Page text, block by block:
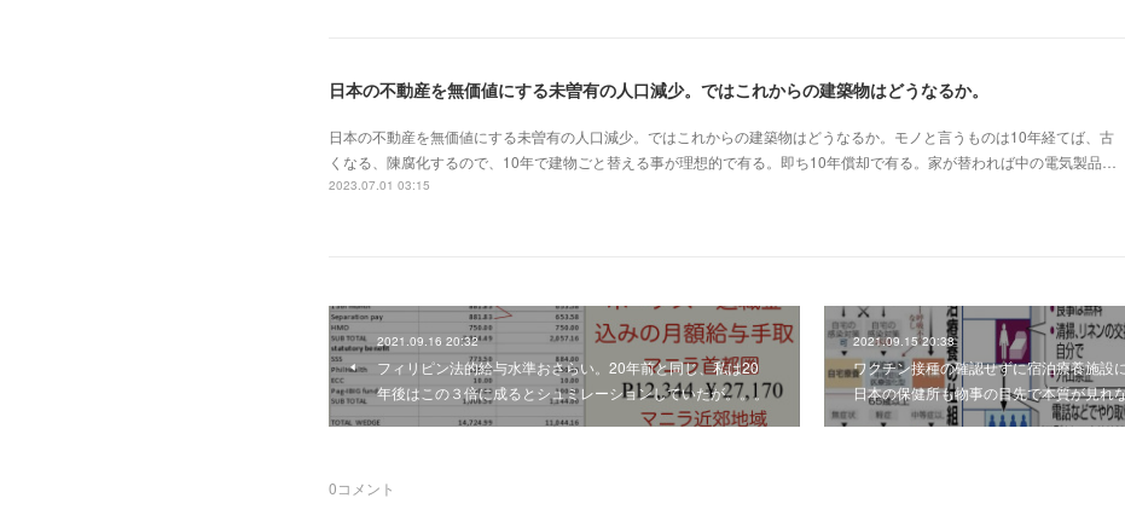
日本の不動産を無価値にする未曽有の人口減少。ではこれからの建築物はどうなるか。
日本の不動産を無価値にする未曽有の人口減少。ではこれからの建築物はどうなるか。モノと言うものは10年経てば、古
くなる、陳腐化するので、10年で建物ごと替える事が理想的で有る。即ち10年償却で有る。家が替われば中の電気製品…
2023.07.01 03:15
2021.09.16 20:32
フィリピン法的給与水準おさらい。20年前と同じ、私は20
年後はこの３倍に成るとシュミレーションしていたが。。。
2021.09.15 20:38
ワクチン接種の確認せずに宿泊療養施設
日本の保健所も物事の目先で本質が見れ
0コメント